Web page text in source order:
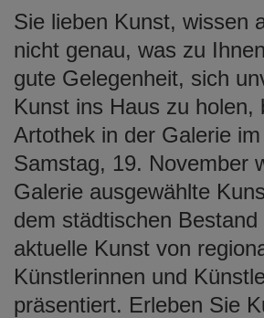
Sie lieben Kunst, wissen
nicht genau, was zu
gute Gelegenheit, sich
Kunst ins Haus zu holen,
Artothek in der Galerie
Samstag, 19. November
Galerie ausgewählte
dem städtischen Bestand
aktuelle Kunst von
Künstlerinnen und
präsentiert. Erleben Sie